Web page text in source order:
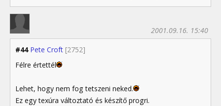
#44 Pete Croft [2752]
2001.09.16. 15:40
Félre értettél
Lehet, hogy nem fog tetszeni neked.
Ez egy texúra változtató és készítő progri.